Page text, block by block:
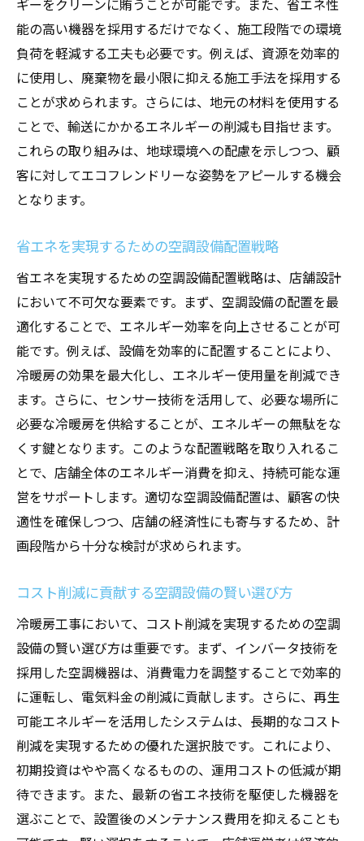
ギーをクリーンに賄うことが可能です。また、省エネ性
能の高い機器を採用するだけでなく、施工段階での環境
負荷を軽減する工夫も必要です。例えば、資源を効率的
に使用し、廃棄物を最小限に抑える施工手法を採用する
ことが求められます。さらには、地元の材料を使用する
ことで、輸送にかかるエネルギーの削減も目指せます。
これらの取り組みは、地球環境への配慮を示しつつ、顧
客に対してエコフレンドリーな姿勢をアピールする機会
となります。
省エネを実現するための空調設備配置戦略
省エネを実現するための空調設備配置戦略は、店舗設計
において不可欠な要素です。まず、空調設備の配置を最
適化することで、エネルギー効率を向上させることが可
能です。例えば、設備を効率的に配置することにより、
冷暖房の効果を最大化し、エネルギー使用量を削減でき
ます。さらに、センサー技術を活用して、必要な場所に
必要な冷暖房を供給することが、エネルギーの無駄をな
くす鍵となります。このような配置戦略を取り入れるこ
とで、店舗全体のエネルギー消費を抑え、持続可能な運
営をサポートします。適切な空調設備配置は、顧客の快
適性を確保しつつ、店舗の経済性にも寄与するため、計
画段階から十分な検討が求められます。
コスト削減に貢献する空調設備の賢い選び方
冷暖房工事において、コスト削減を実現するための空調
設備の賢い選び方は重要です。まず、インバータ技術を
採用した空調機器は、消費電力を調整することで効率的
に運転し、電気料金の削減に貢献します。さらに、再生
可能エネルギーを活用したシステムは、長期的なコスト
削減を実現するための優れた選択肢です。これにより、
初期投資はやや高くなるものの、運用コストの低減が期
待できます。また、最新の省エネ技術を駆使した機器を
選ぶことで、設置後のメンテナンス費用を抑えることも